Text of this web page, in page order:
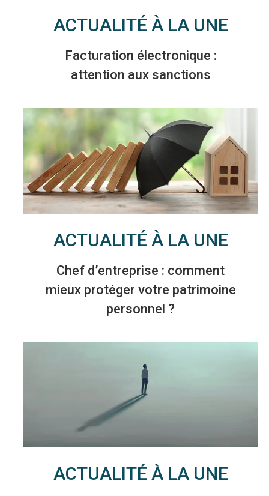
ACTUALITÉ À LA UNE
Facturation électronique :
attention aux sanctions
ACTUALITÉ À LA UNE
Chef d’entreprise : comment
mieux protéger votre patrimoine
personnel ?
ACTUALITÉ À LA UNE